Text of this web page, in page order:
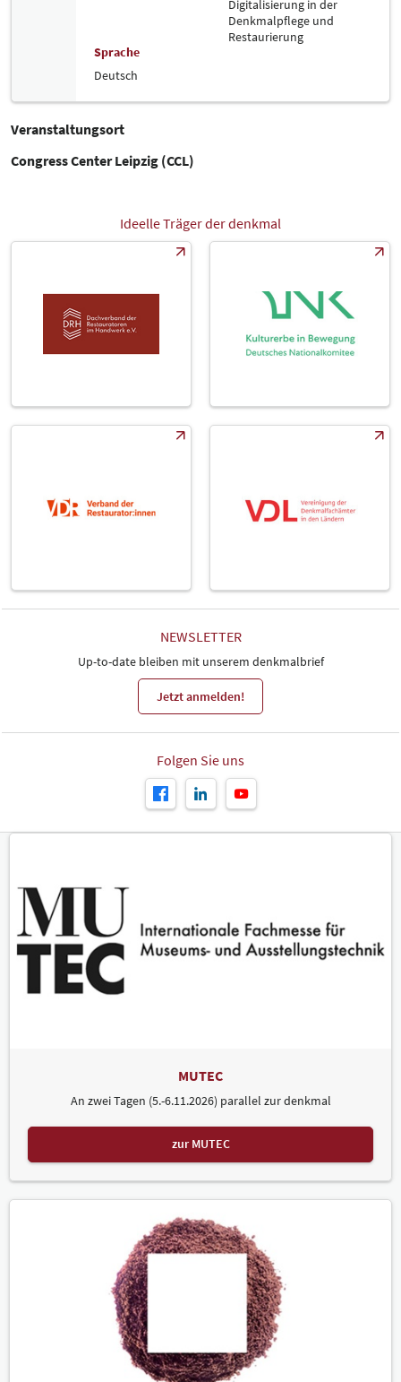
Digitalisierung in der
Denkmalpflege und
Restaurierung
Sprache
Deutsch
Veranstaltungsort
Congress Center Leipzig (CCL)
Ideelle Träger der denkmal
NEWSLETTER
Up-to-date bleiben mit unserem denkmalbrief
Jetzt anmelden!
Folgen Sie uns
MUTEC
An zwei Tagen (5.-6.11.2026) parallel zur denkmal
zur MUTEC